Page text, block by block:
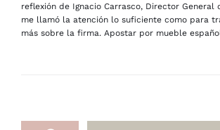
reflexión de Ignacio Carrasco, Director General
me llamó la atención lo suficiente como para
más sobre la firma. Apostar por mueble